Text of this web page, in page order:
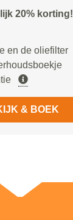
20% korting!
en de oliefilter
& BOEK